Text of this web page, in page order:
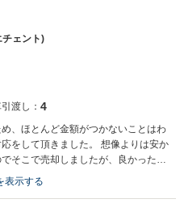
をお任せ頂きまして誠にありが
してさせて頂いておりますの
もよろしくお願いいたします。
ェント)
渡し： 4
、ほとんど金額がつかないことはわ
をして頂きました。 想像よりは安か
そこで売却しましたが、良かったと
表示する